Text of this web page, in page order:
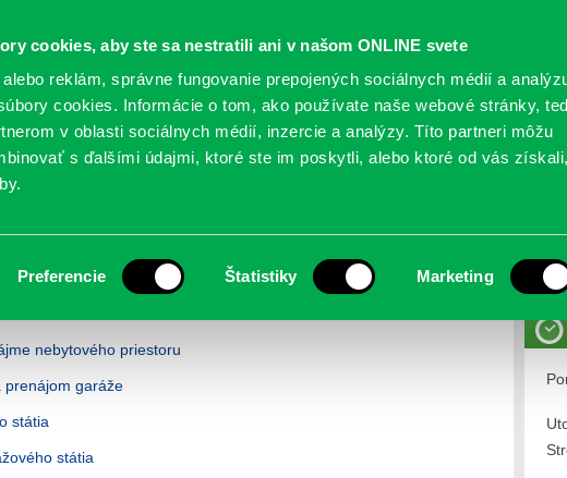
cookies, aby ste sa nestratili ani v našom ONLINE svete
reklám, správne fungovanie prepojených sociálnych médií a
cookies. Informácie o tom, ako používate naše webové stránky,
v oblasti sociálnych médií, inzercie a analýzy. Títo partneri môžu
s ďalšími údajmi, ktoré ste im poskytli, alebo ktoré od vás získali,
Preferencie Štatistiky Marketing
Oficiálne stránky
PETRŽALSKÉ KONTO
OBLASTI NOVINY MAPY TLAČIVÁ KONTAKTY
nebytového priestoru
prenájom garáže
státia
státia